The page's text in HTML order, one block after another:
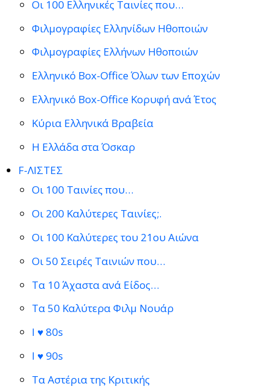
Οι 100 Ελληνικές Ταινίες που…
Φιλμογραφίες Ελληνίδων Ηθοποιών
Φιλμογραφίες Ελλήνων Ηθοποιών
Ελληνικό Box-Office Όλων των Εποχών
Ελληνικό Box-Office Κορυφή ανά Έτος
Κύρια Ελληνικά Βραβεία
Η Ελλάδα στα Όσκαρ
F-ΛΙΣΤΕΣ
Οι 100 Ταινίες που…
Οι 200 Καλύτερες Ταινίες;.
Οι 100 Καλύτερες του 21ου Αιώνα
Οι 50 Σειρές Ταινιών που…
Τα 10 Άχαστα ανά Είδος…
Τα 50 Καλύτερα Φιλμ Νουάρ
I ♥ 80s
I ♥ 90s
Τα Αστέρια της Κριτικής